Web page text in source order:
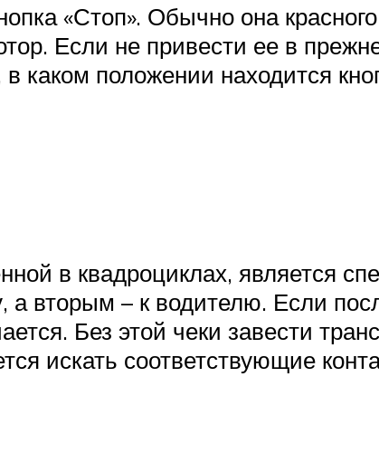
«Стоп». Обычно она
Если не привести ее в
каком положении находится
в квадроциклах, является
а вторым – к водителю. Если
Без этой чеки завести
искать соответствующие